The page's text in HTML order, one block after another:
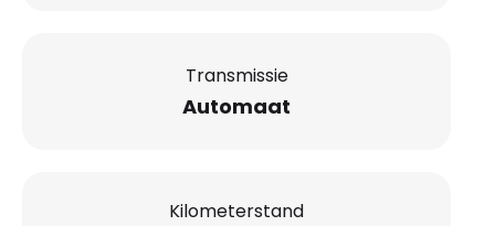
Transmissie
Automaat
Kilometerstand